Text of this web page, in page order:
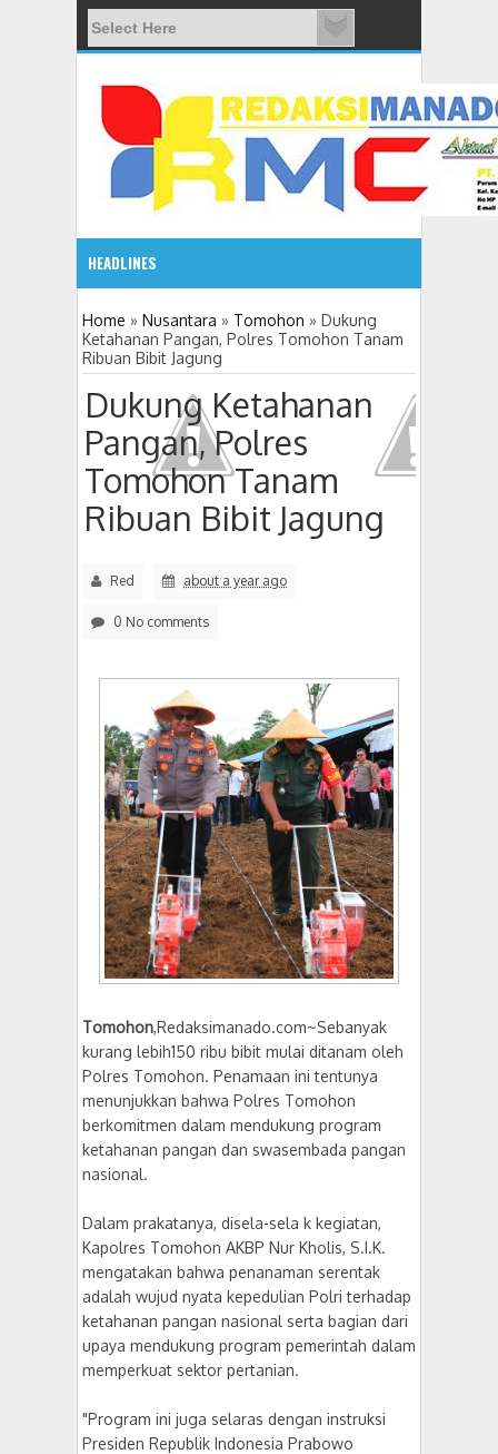
HEADLINES
08:03 AM
ADVETORIAL JONRU GANTIKAN MONO PIMPIN DPRD
Home » Nusantara » Tomohon » Dukung
Ketahanan Pangan, Polres Tomohon Tanam
Ribuan Bibit Jagung
Dukung Ketahanan
Pangan, Polres
Tomohon Tanam
Ribuan Bibit Jagung
Red about a year ago
0 No comments
Tomohon,Redaksimanado.com~Sebanyak
kurang lebih150 ribu bibit mulai ditanam oleh
Polres Tomohon. Penamaan ini tentunya
menunjukkan bahwa Polres Tomohon
berkomitmen dalam mendukung program
ketahanan pangan dan swasembada pangan
nasional.
Dalam prakatanya, disela-sela k kegiatan,
Kapolres Tomohon AKBP Nur Kholis, S.I.K.
mengatakan bahwa penanaman serentak
adalah wujud nyata kepedulian Polri terhadap
ketahanan pangan nasional serta bagian dari
upaya mendukung program pemerintah dalam
memperkuat sektor pertanian.
"Program ini juga selaras dengan instruksi
Presiden Republik Indonesia Prabowo